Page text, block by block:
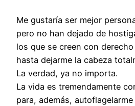
Me gustaría ser mejor
pero no han dejado de
los que se creen con
hasta dejarme la cabeza
La verdad, ya no importa.
La vida es tremendamente
para, además, autoflagelarme